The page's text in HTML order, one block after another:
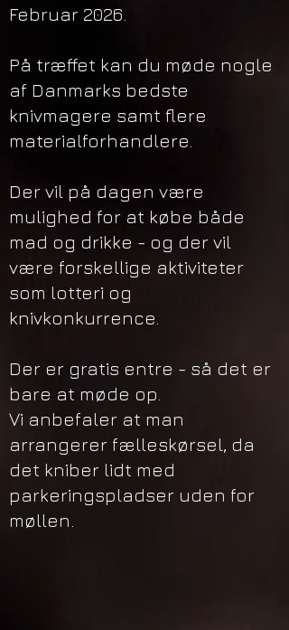
Februar 2026.
På træffet kan du møde nogle
af Danmarks bedste
knivmagere samt flere
materialforhandlere.
Der vil på dagen være
mulighed for at købe både
mad og drikke - og der vil
være forskellige aktiviteter
som lotteri og
knivkonkurrence.
Der er gratis entre - så det er
bare at møde op.
Vi anbefaler at man
arrangerer fælleskørsel, da
det kniber lidt med
parkeringspladser uden for
møllen.